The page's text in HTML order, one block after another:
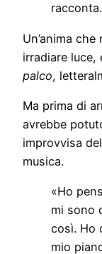
racconta.
Un’anima
irradiare
palco,
Ma prima di
avrebbe
improvvisa
musica.
«Ho
mi sono
così. Ho
mio